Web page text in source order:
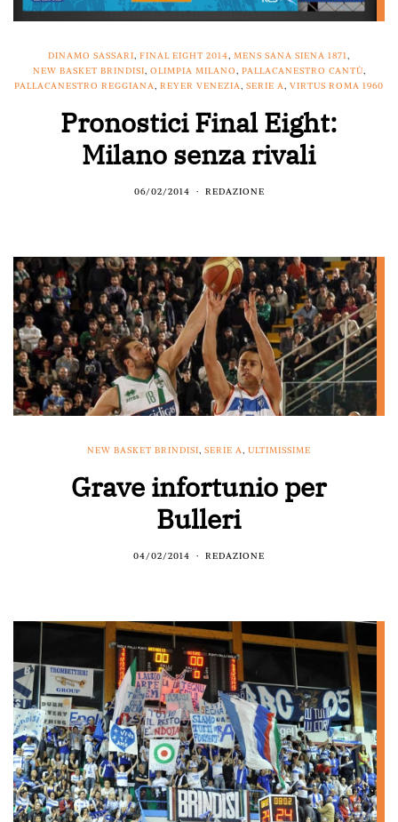
DINAMO SASSARI, FINAL EIGHT 2014, MENS SANA SIENA 1871,
NEW BASKET BRINDISI, OLIMPIA MILANO, PALLACANESTRO CANTÙ,
PALLACANESTRO REGGIANA, REYER VENEZIA, SERIE A, VIRTUS ROMA 1960
Pronostici Final Eight:
Milano senza rivali
06/02/2014 REDAZIONE
NEW BASKET BRINDISI, SERIE A, ULTIMISSIME
Grave infortunio per
Bulleri
04/02/2014 REDAZIONE